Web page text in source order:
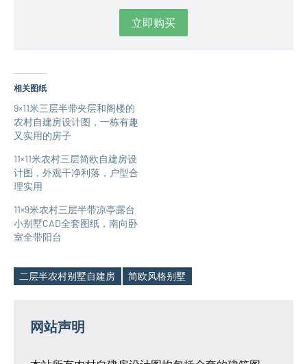
立即购买
相关图纸
9×11米三层半带夹层和阁楼的
农村自建房设计图，一栋有趣
又实用的房子
11×11米农村三层简欧自建房设
计图，外观干净利落，户型合
理实用
11×9米农村三层半带凉亭露台
小别墅CAD全套图纸，南向卧
室全带阳台
Tags
二层半农村别墅自建房 简欧风格别墅
网站声明